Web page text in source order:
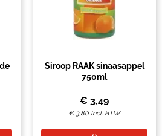
Siroop RAAK sinaasappel
750ml
€ 3,49
€ 3,80 Incl. BTW